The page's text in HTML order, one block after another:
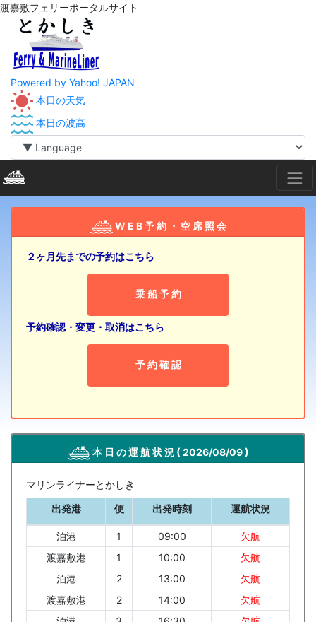
渡嘉敷フェリーポータルサイト
Powered by Yahoo! JAPAN
本日の天気
本日の波高
W E B 予 約 ・ 空 席 照 会
２ヶ月先までの予約はこちら
乗 船 予 約
予約確認・変更・取消はこちら
予 約 確 認
本 日 の 運 航 状 況 ( 2026/08/09 )
マリンライナーとかしき
出発港
便 出発時刻 運航状況
泊港 1 09:00
欠航
渡嘉敷港
1 10:00
欠航
泊港
2 13:00
欠航
渡嘉敷港
2 14:00
欠航